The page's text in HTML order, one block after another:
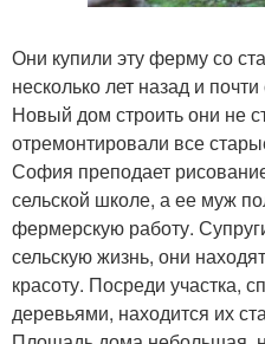
Они купили эту ферму со
несколько лет назад и
Новый дом строить они не
отремонтировали все
София преподает
сельской школе, а ее муж
фермерскую работу.
сельскую жизнь, они
красоту. Посреди участка,
деревьями, находится их